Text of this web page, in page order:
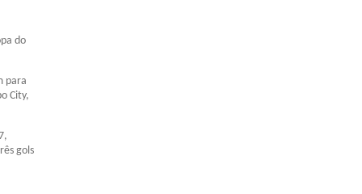
do
para
City,
gols